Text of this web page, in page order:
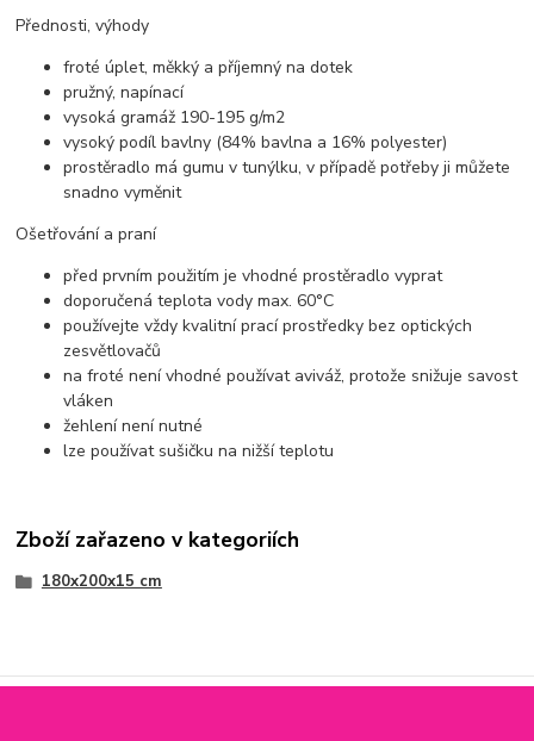
Přednosti, výhody
froté úplet, měkký a příjemný na dotek
pružný, napínací
vysoká gramáž 190-195 g/m2
vysoký podíl bavlny (84% bavlna a 16% polyester)
prostěradlo má gumu v tunýlku, v případě potřeby ji můžete
snadno vyměnit
Ošetřování a praní
před prvním použitím je vhodné prostěradlo vyprat
doporučená teplota vody max. 60°C
používejte vždy kvalitní prací prostředky bez optických
zesvětlovačů
na froté není vhodné používat aviváž, protože snižuje savost
vláken
žehlení není nutné
lze používat sušičku na nižší teplotu
Zboží zařazeno v kategoriích
180x200x15 cm